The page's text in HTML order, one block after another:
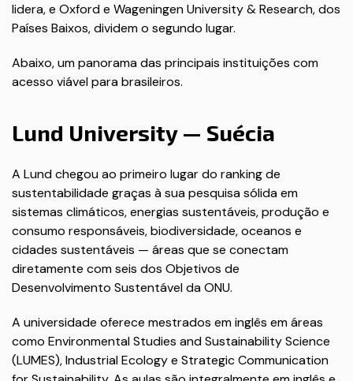
lidera, e Oxford e Wageningen University & Research, dos
Países Baixos, dividem o segundo lugar.
Abaixo, um panorama das principais instituições com
acesso viável para brasileiros.
Lund University — Suécia
A Lund chegou ao primeiro lugar do ranking de
sustentabilidade graças à sua pesquisa sólida em
sistemas climáticos, energias sustentáveis, produção e
consumo responsáveis, biodiversidade, oceanos e
cidades sustentáveis — áreas que se conectam
diretamente com seis dos Objetivos de
Desenvolvimento Sustentável da ONU.
A universidade oferece mestrados em inglês em áreas
como Environmental Studies and Sustainability Science
(LUMES), Industrial Ecology e Strategic Communication